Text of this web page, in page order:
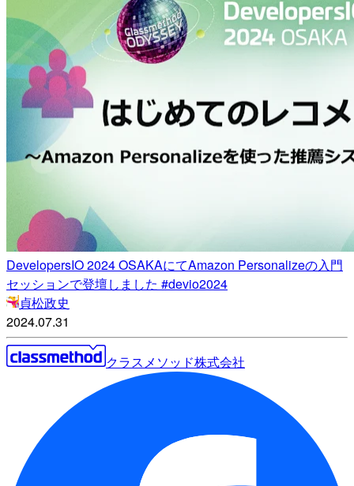
DevelopersIO 2024 OSAKAにてAmazon Personalizeの入門
セッションで登壇しました #devio2024
貞松政史
2024.07.31
クラスメソッド株式会社